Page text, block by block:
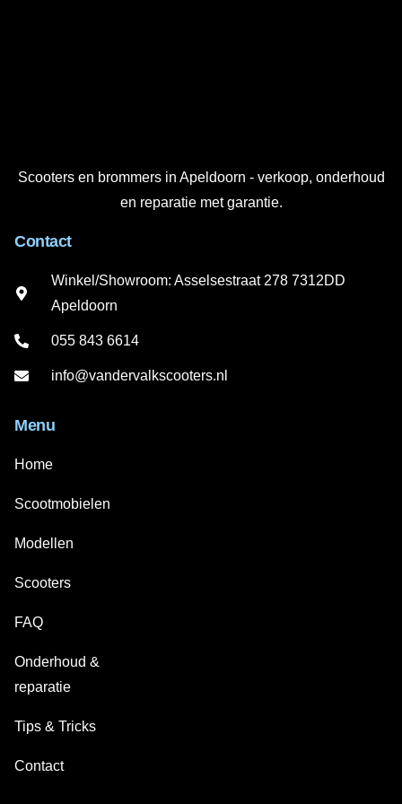
Scooters en brommers in Apeldoorn - verkoop, onderhoud
en reparatie met garantie.
Contact
Winkel/Showroom: Asselsestraat 278 7312DD
Apeldoorn
055 843 6614
info@vandervalkscooters.nl
Menu
Home
Scootmobielen
Modellen
Scooters
FAQ
Onderhoud &
reparatie
Tips & Tricks
Contact